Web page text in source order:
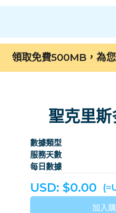
J - O P - S
阿爾及利亞
柬埔寨
哥斯大黎加
J - O P - S
中國
領取免費500MB，為
聖克里
數據類型
服務天數
每日數據
USD: $0.00
加入